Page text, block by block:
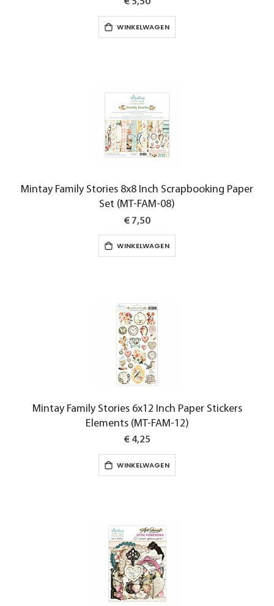
WINKELWAGEN
Mintay Family Stories 8x8 Inch Scrapbooking Paper
Set (MT-FAM-08)
€ 7,50
WINKELWAGEN
Mintay Family Stories 6x12 Inch Paper Stickers
Elements (MT-FAM-12)
€ 4,25
WINKELWAGEN